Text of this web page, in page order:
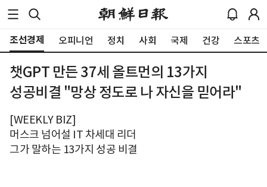
조선경제 오피니언 정치 사회 국제 건강 스포츠
챗GPT 만든 37세 올트먼의 13가지
성공비결 "망상 정도로 나 자신을 믿어라"
[WEEKLY BIZ]
머스크 넘어설 IT 차세대 리더
그가 말하는 13가지 성공 비결